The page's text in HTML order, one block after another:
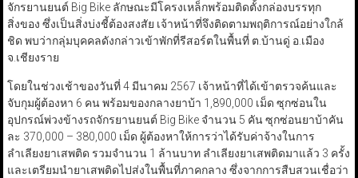
จักรยานยนต์ Big Bike ลักษณะมีโครงเหล็กพร้อมติดตั้งกล่องบรรทุก
สิ่งของ ซึ่งเป็นสิ่งบ่งชี้ต้องสงสัย เจ้าหน้าที่จึงติดตามพฤติการณ์อย่างใกล้
ชิด พบว่ากลุ่มบุคคลดังกล่าวเข้าพักที่รีสอร์ตในพื้นที่ ต.บ้านดู่ อ.เมือง
จ.เชียงราย
โดยในช่วงเช้าของวันที่ 4 มีนาคม 2567 เจ้าหน้าที่ได้เข้าตรวจค้นและ
จับกุมผู้ต้องหา 6 คน พร้อมของกลางยาบ้า 1,890,000 เม็ด ซุกซ่อนใน
อุปกรณ์พ่วงข้างรถจักรยานยนต์ Big Bike จำนวน 5 คัน ซุกซ่อนยาบ้าคัน
ละ 370,000 – 380,000 เม็ด ผู้ต้องหาให้การว่าได้รับค่าจ้างในการ
ลำเลียงยาเสพติด รวมจำนวน 1 ล้านบาท ลำเลียงยาเสพติดมาแล้ว 3 ครั้ง
และเตรียมนำยาเสพติดไปส่งในพื้นที่ภาคกลาง ซึ่งจากการสืบสวนเชื่อว่า